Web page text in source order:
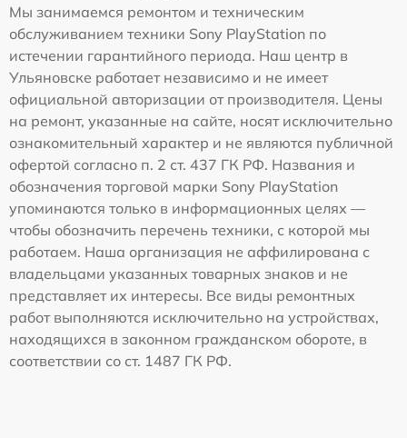
Мы занимаемся ремонтом и техническим
обслуживанием техники Sony PlayStation по
истечении гарантийного периода. Наш центр в
Ульяновске работает независимо и не имеет
официальной авторизации от производителя. Цены
на ремонт, указанные на сайте, носят исключительно
ознакомительный характер и не являются публичной
офертой согласно п. 2 ст. 437 ГК РФ. Названия и
обозначения торговой марки Sony PlayStation
упоминаются только в информационных целях —
чтобы обозначить перечень техники, с которой мы
работаем. Наша организация не аффилирована с
владельцами указанных товарных знаков и не
представляет их интересы. Все виды ремонтных
работ выполняются исключительно на устройствах,
находящихся в законном гражданском обороте, в
соответствии со ст. 1487 ГК РФ.